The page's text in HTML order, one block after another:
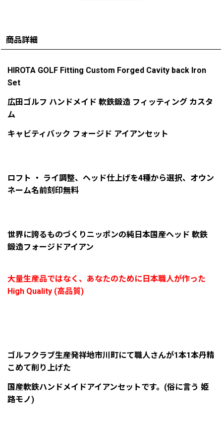
商品詳細
HIROTA GOLF Fitting Custom Forged Cavity back Iron
Set
広田ゴルフ ハンドメイド 軟鉄鍛造 フィッティング カスタ
ム
キャビティバック フォージド アイアンセット
ロフト ・ ライ調整、ヘッド仕上げを4種から選択、オウン
ネーム名前刻印無料
世界に誇るものづくりニッポンの純日本国産ヘッド 軟鉄
鍛造フォージドアイアン
大量生産品ではなく、あなたのために日本職人が作った
High Quality (高品質)
ゴルフクラブ生産発祥地市川町にて職人さんが1本1本丹精
こめて削り上げた
国産軟鉄ハンドメイドアイアンセットです。(俗に言う 姫
路モノ)